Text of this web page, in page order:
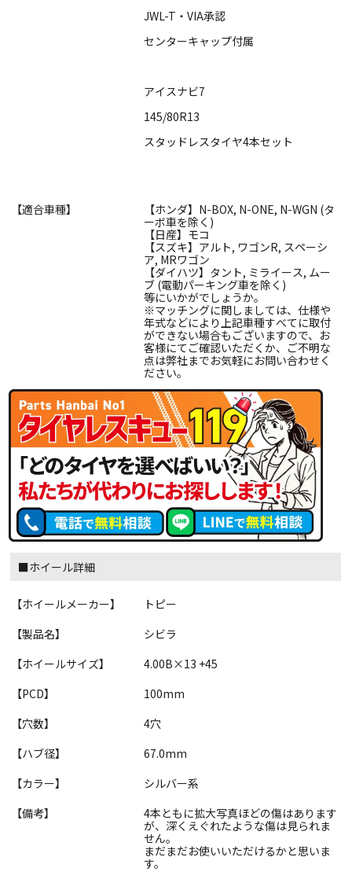
JWL-T・VIA承認
センターキャップ付属
アイスナビ7
145/80R13
スタッドレスタイヤ4本セット
【適合車種】
【ホンダ】N-BOX, N-ONE, N-WGN (タ
ーボ車を除く)
【日産】モコ
【スズキ】アルト, ワゴンR, スペーシ
ア, MRワゴン
【ダイハツ】タント, ミライース, ムー
ブ (電動パーキング車を除く)
等にいかがでしょうか。
※マッチングに関しましては、仕様や
年式などにより上記車種すべてに取付
ができない場合もございますので、お
客様にてご確認いただくか、ご不明な
点は弊社までお気軽にお問い合わせく
ださい。
■ホイール詳細
【ホイールメーカー】
トピー
【製品名】
シビラ
【ホイールサイズ】
4.00B×13 +45
【PCD】
100mm
【穴数】
4穴
【ハブ径】
67.0mm
【カラー】
シルバー系
【備考】
4本ともに拡大写真ほどの傷はあります
が、深くえぐれたような傷は見られま
せん。
まだまだお使いいただけるかと思いま
す。